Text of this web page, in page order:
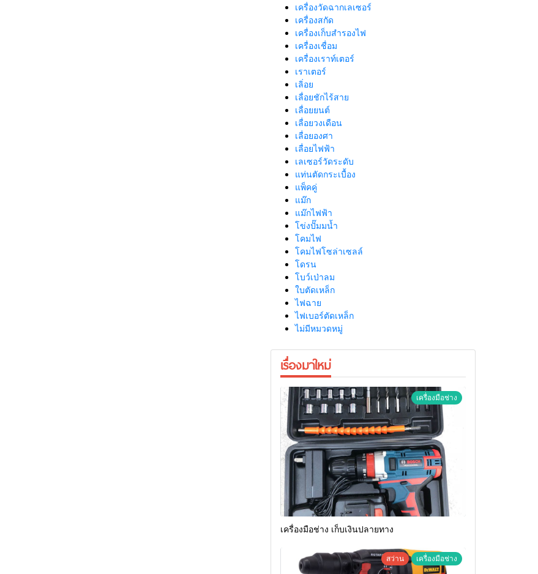
เครื่องวัดฉากเลเซอร์
เครื่องสกัด
เครื่องเก็บสํารองไฟ
เครื่องเชื่อม
เครื่องเราท์เตอร์
เราเตอร์
เลิ่อย
เลื่อยชักไร้สาย
เลื่อยยนต์
เลื่อยวงเดือน
เลื่อยองศา
เลื่อยไฟฟ้า
เลเซอร์วัดระดับ
แท่นตัดกระเบื้อง
แพ็คคู่
แม๊ก
แม๊กไฟฟ้า
โข่งปั๊มมน้ำ
โคมไฟ
โคมไฟโซล่าเซลล์
โดรน
โบว์เป่าลม
ใบตัดเหล็ก
ไฟฉาย
ไฟเบอร์ตัดเหล็ก
ไม่มีหมวดหมู่
เรื่องมาใหม่
เครื่องมือช่าง
เครื่องมือช่าง เก็บเงินปลายทาง
สว่าน เครื่องมือช่าง